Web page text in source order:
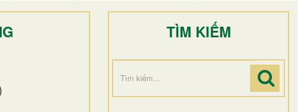
TÌM KIẾM